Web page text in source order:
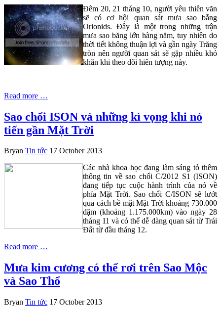
Đêm 20, 21 tháng 10, người yêu thiên văn
sẽ có cơ hội quan sát mưa sao bằng
Orionids. Đây là một trong những trận
mưa sao băng lớn hàng năm, tuy nhiên do
thời tiết không thuận lợi và gần ngày Trăng
tròn nên người quan sát sẽ gặp nhiều khó
khăn khi theo dõi hiên tượng này.
Read more …
Sao chổi ISON và những kì vọng khi nó
tiến gần Mặt Trời
Bryan Tin tức 17 October 2013
Các nhà khoa học đang làm sáng tỏ thêm
thông tin về sao chổi C/2012 S1 (ISON)
đang tiếp tục cuộc hành trình của nó về
phía Mặt Trời. Sao chổi C/ISON sẽ lướt
qua cách bề mặt Mặt Trời khoảng 730.000
dặm (khoảng 1.175.000km) vào ngày 28
tháng 11 và có thể dễ dàng quan sát từ Trái
Đất từ đầu tháng 12.
Read more …
Mưa kim cương có thể rơi trên Sao Mộc
và Sao Thổ
Bryan Tin tức 17 October 2013